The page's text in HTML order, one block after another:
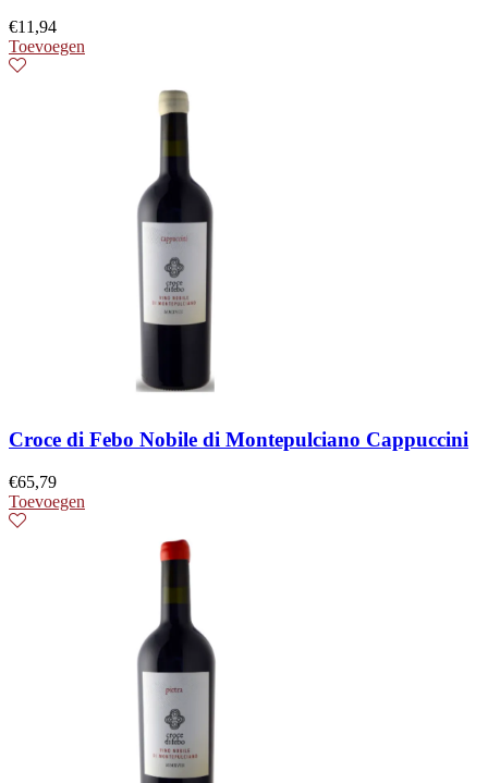
€11,94
Toevoegen
Croce di Febo Nobile di Montepulciano Cappuccini
€65,79
Toevoegen